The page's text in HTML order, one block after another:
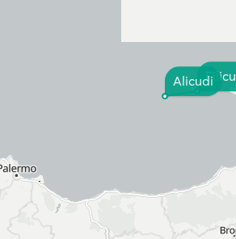
Alicudi